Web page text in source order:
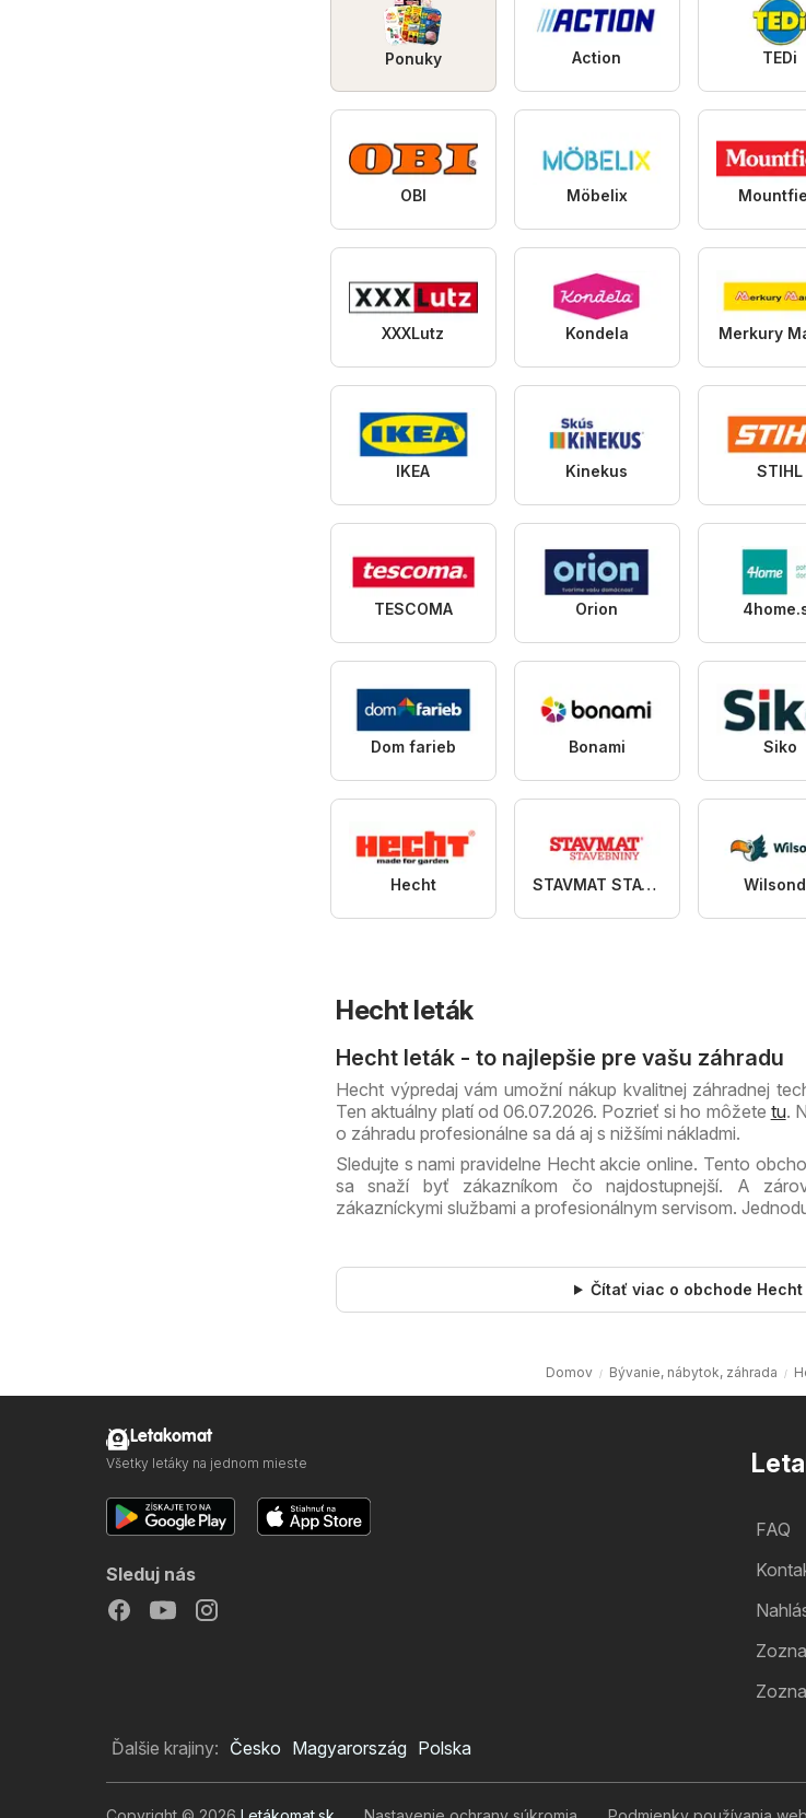
Ponuky Action TEDi
OBI Möbelix
XXXLutz Kondela Merkury
IKEA Kinekus STIHL
TESCOMA Orion
Dom farieb Bonami Siko
Hecht STAVMAT STAVEBNINY
Hecht leták
Hecht leták - to najlepšie pre vašu záhradu
Hecht výpredaj vám umožní nákup kvalitnej záhradnej
Ten aktuálny platí od 06.07.2026. Pozrieť si ho môžete tu.
o záhradu profesionálne sa dá aj s nižšími nákladmi.
Sledujte s nami pravidelne Hecht akcie online. Tento
sa snaží byť zákazníkom čo najdostupnejší. A
zákazníckymi službami a profesionálnym servisom.
Čítať viac o obchode Hecht
Hecht leták
Chcem odoberať leták
Domov Bývanie, nábytok, záhrada
FAQ
Letakomat
Všetky letáky na jednom mieste
Sleduj nás
Ďalšie krajiny: Česko Magyarország Polska